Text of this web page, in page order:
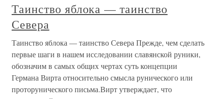
Таинство яблока — таинство
Севера
Таинство яблока — таинство Севера Прежде, чем сделать
первые шаги в нашем исследовании славянской руники,
обозначим в самых общих чертах суть концепции
Германа Вирта относительно смысла рунического или
проторунического письма.Вирт утверждает, что